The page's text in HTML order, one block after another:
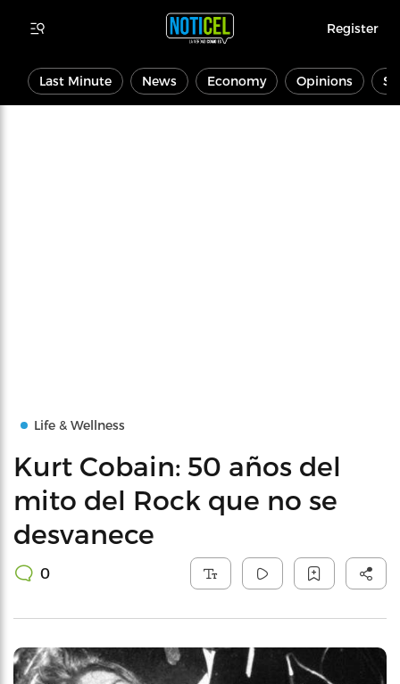
Register
Last Minute News Economy Opinions
Life & Wellness
Kurt Cobain: 50 años del
mito del Rock que no se
desvanece
0